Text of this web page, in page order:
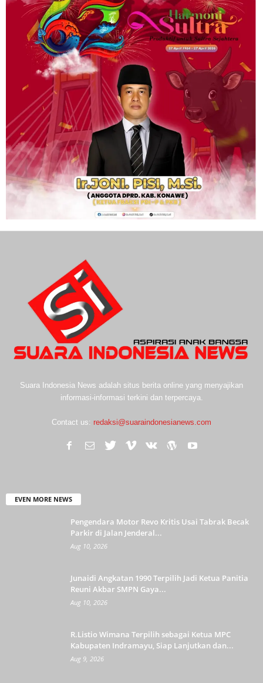
Suara Indonesia News adalah situs berita online yang menyajikan
informasi-informasi terkini dan terpercaya.
Contact us: redaksi@suaraindonesianews.com
EVEN MORE NEWS
Pengendara Motor Revo Kritis Usai Tabrak Becak
Parkir di Jalan Jenderal...
Aug 10, 2026
Junaidi Angkatan 1990 Terpilih Jadi Ketua Panitia
Reuni Akbar SMPN Gaya...
Aug 10, 2026
R.Listio Wimana Terpilih sebagai Ketua MPC
Kabupaten Indramayu, Siap Lanjutkan dan...
Aug 9, 2026